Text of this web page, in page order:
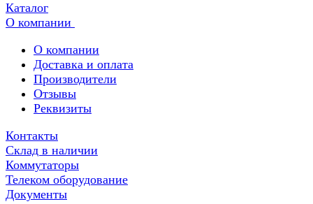
Каталог
О компании
О компании
Доставка и оплата
Производители
Отзывы
Реквизиты
Контакты
Склад в наличии
Коммутаторы
Телеком оборудование
Документы